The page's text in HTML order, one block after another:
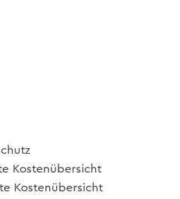
Kostenübersicht
Kostenübersicht